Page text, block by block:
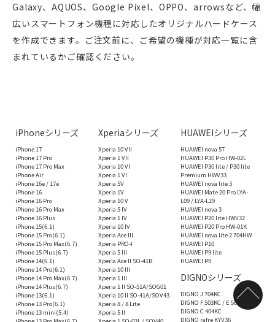
Galaxy、AQUOS、Google Pixel、OPPO、arrowsなど、幅
広いスマートフォン機種に対応したオリジナルハードケース
を作成できます。ご注文前に、ご希望の機種が対応一覧に含
まれているかご確認ください。
iPhoneシリーズ
iPhone 17
iPhone 17 Pro
iPhone 17 Pro Max
iPhone Air
iPhone 16e / 17e
iPhone 16
iPhone 16 Pro
iPhone 16 Pro Max
iPhone 16 Plus
iPhone 15(6.1)
iPhone 15 Pro(6.1)
iPhone 15 Pro Max(6.7)
iPhone 15 Plus(6.7)
iPhone 14(6.1)
iPhone 14 Pro(6.1)
iPhone 14 Pro Max(6.7)
iPhone 14 Plus(6.7)
iPhone 13(6.1)
iPhone 13 Pro(6.1)
iPhone 13 mini(5.4)
Xperiaシリーズ
Xperia 10 VII
Xperia 1 VII
Xperia 10 VI
Xperia 1 VI
Xperia 5V
Xperia 1V
Xperia 10 V
Xperia 5 IV
Xperia 1 IV
Xperia 10 IV
Xperia Ace lll
Xperia PRO-I
Xperia 5 III
Xperia Ace II SO-41B
Xperia 10 III
Xperia 1 III
Xperia 1 II SO-51A/SOG01
Xperia 10 II SO-41A/SOV43
Xperia 8 / 8 Lite
Xperia 5 II
HUAWEIシリーズ
HUAWEI nova 5T
HUAWEI P30 Pro HW-02L
HUAWEI P30 lite / P30 lite
Premium HWV33
HUAWEI nova lite 3
HUAWEI Mate 20 Pro LYA-
L09 / LYA-L29
HUAWEI nova 3
HUAWEI P20 lite HWV32
HUAWEI P20 Pro HW-01K
HUAWEI nova lite 2 704HW
HUAWEI P10
HUAWEI P9 lite
HUAWEI P9
DIGNOシリーズ
DIGNO J 704KC
DIGNO F 503KC / E 503KC
DIGNO C 404KC
DIGNO rafre KYV36